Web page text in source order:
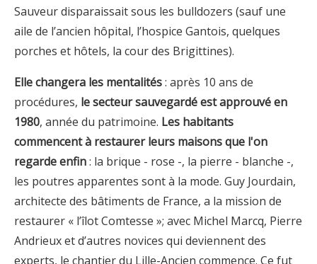
Sauveur disparaissait sous les bulldozers (sauf une
aile de l’ancien hôpital, l’hospice Gantois, quelques
porches et hôtels, la cour des Brigittines).
Elle changera les mentalités: après 10 ans de
procédures, le secteur sauvegardé est approuvé en
1980, année du patrimoine. Les habitants
commencent à restaurer leurs maisons que l'on
regarde enfin: la brique - rose -, la pierre - blanche -,
les poutres apparentes sont à la mode. Guy Jourdain,
architecte des bâtiments de France, a la mission de
restaurer « l’îlot Comtesse »; avec Michel Marcq, Pierre
Andrieux et d’autres novices qui deviennent des
experts, le chantier du Lille-Ancien commence. Ce fut